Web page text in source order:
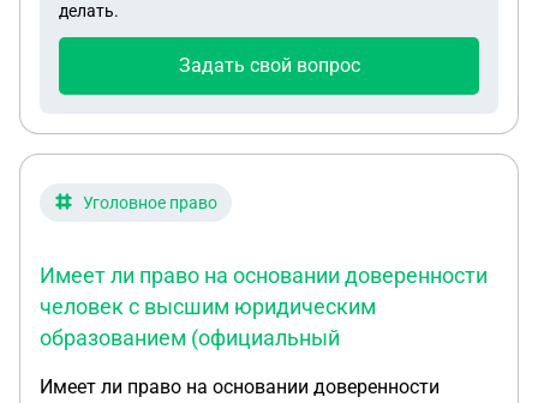
делать.
Задать свой вопрос
Уголовное право
Имеет ли право на основании доверенности
человек с высшим юридическим
образованием (официальный
Имеет ли право на основании доверенности